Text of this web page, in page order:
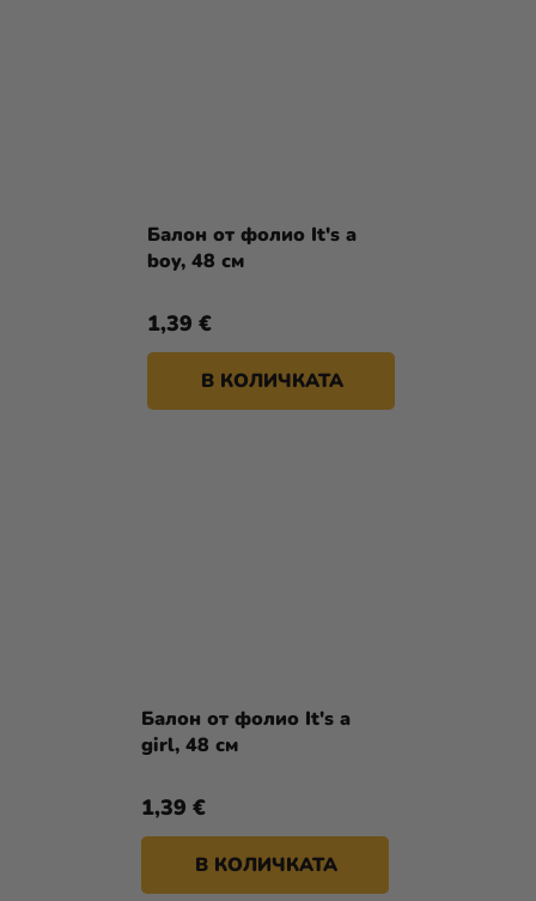
Балон от фолио It's a
boy, 48 см
1,39 €
В КОЛИЧКАТА
Балон от фолио It's a
girl, 48 см
1,39 €
В КОЛИЧКАТА